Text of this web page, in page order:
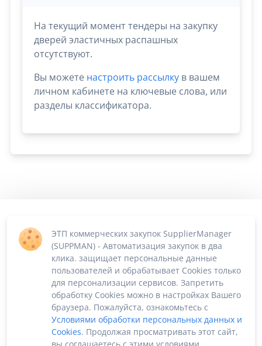
На текущий момент тендеры на закупку
дверей эластичных распашных
отсутствуют.
Вы можете настроить рассылку в вашем
личном кабинете на ключевые слова, или
разделы классификатора.
ЭТП коммерческих закупок SupplierManager
(SUPPMAN) - Автоматизация закупок в два
клика. защищает персональные данные
пользователей и обрабатывает Cookies только
для персонализации сервисов. Запретить
обработку Cookies можно в настройках Вашего
браузера. Пожалуйста, ознакомьтесь с
Условиями обработки персональных данных и
Cookies. Продолжая просматривать этот сайт,